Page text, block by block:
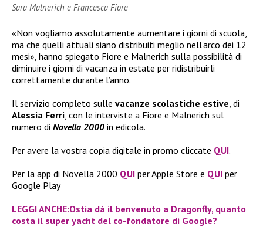
Sara Malnerich e Francesca Fiore
«Non vogliamo assolutamente aumentare i giorni di scuola,
ma che quelli attuali siano distribuiti meglio nell’arco dei 12
mesi», hanno spiegato Fiore e Malnerich sulla possibilità di
diminuire i giorni di vacanza in estate per ridistribuirli
correttamente durante l’anno.
Il servizio completo sulle vacanze scolastiche estive , di
Alessia Ferri , con le interviste a Fiore e Malnerich sul
numero di Novella 2000 in edicola.
Per avere la vostra copia digitale in promo cliccate QUI.
Per la app di Novella 2000 QUI per Apple Store e QUI per
Google Play
LEGGI ANCHE:Ostia dà il benvenuto a Dragonfly, quanto
costa il super yacht del co-fondatore di Google?